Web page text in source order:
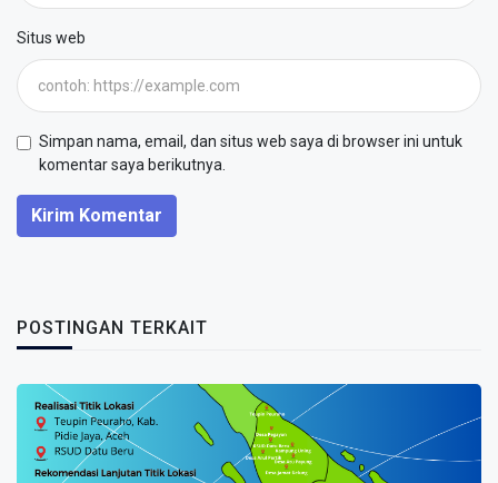
Situs web
Simpan nama, email, dan situs web saya di browser ini untuk
komentar saya berikutnya.
Kirim Komentar
POSTINGAN TERKAIT